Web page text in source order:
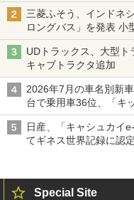
三菱ふそう、インドネ
ロングバス」を発表 小
バス
UDトラックス、大型ト
キャブトラクタ追加
2026年7月の車名別新
台で乗用車36位、「キ
日産、「キャシュカイ
てギネス世界記録に認定
Special Site